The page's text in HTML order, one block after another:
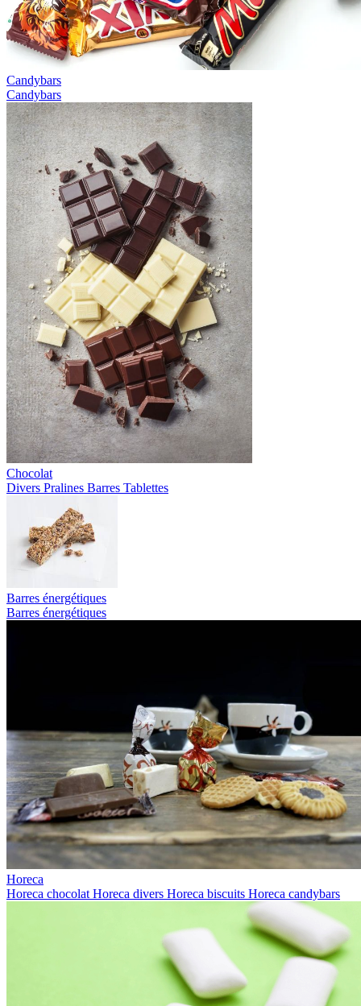
Candybars
Candybars
Chocolat
Divers Pralines Barres Tablettes
Barres énergétiques
Barres énergétiques
Horeca
Horeca chocolat Horeca divers Horeca biscuits Horeca candybars